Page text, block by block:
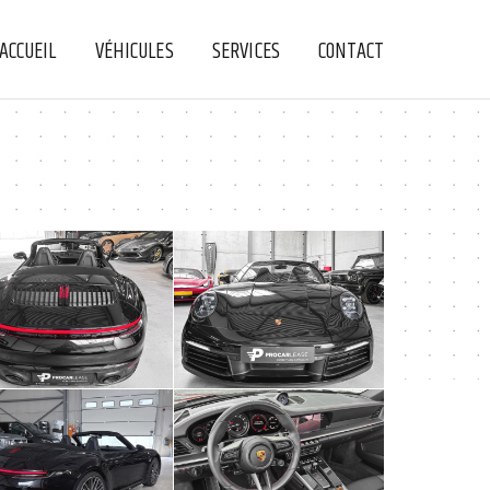
VÉHICULES SERVICES CONTACT
+ +
+ +
+